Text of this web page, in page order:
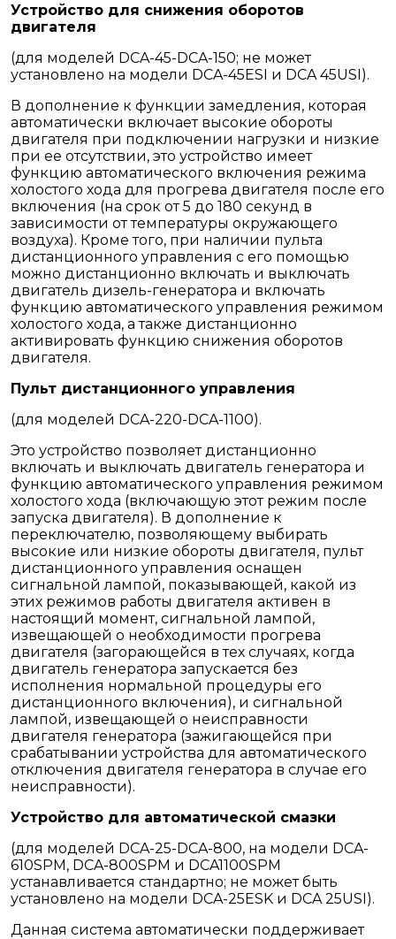
Устройство для снижения оборотов
двигателя
(для моделей DCA-45-DCA-150; не может
установлено на модели DCA-45ESI и DCA 45USI).
В дополнение к функции замедления, которая
автоматически включает высокие обороты
двигателя при подключении нагрузки и низкие
при ее отсутствии, это устройство имеет
функцию автоматического включения режима
холостого хода для прогрева двигателя после его
включения (на срок от 5 до 180 секунд в
зависимости от температуры окружающего
воздуха). Кроме того, при наличии пульта
дистанционного управления с его помощью
можно дистанционно включать и выключать
двигатель дизель-генератора и включать
функцию автоматического управления режимом
холостого хода, а также дистанционно
активировать функцию снижения оборотов
двигателя.
Пульт дистанционного управления
(для моделей DCA-220-DCA-1100).
Это устройство позволяет дистанционно
включать и выключать двигатель генератора и
функцию автоматического управления режимом
холостого хода (включающую этот режим после
запуска двигателя). В дополнение к
переключателю, позволяющему выбирать
высокие или низкие обороты двигателя, пульт
дистанционного управления оснащен
сигнальной лампой, показывающей, какой из
этих режимов работы двигателя активен в
настоящий момент, сигнальной лампой,
извещающей о необходимости прогрева
двигателя (загорающейся в тех случаях, когда
двигатель генератора запускается без
исполнения нормальной процедуры его
дистанционного включения), и сигнальной
лампой, извещающей о неисправности
двигателя генератора (зажигающейся при
срабатывании устройства для автоматического
отключения двигателя генератора в случае его
неисправности).
Устройство для автоматической смазки
(для моделей DCA-25-DCA-800, на модели DCA-
610SPM, DCA-800SPM и DCA1100SPM
устанавливается стандартно; не может быть
установлено на модели DCA-25ESK и DCA 25USI).
Данная система автоматически поддерживает